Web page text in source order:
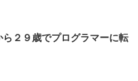
２９歳でプログラマーに転